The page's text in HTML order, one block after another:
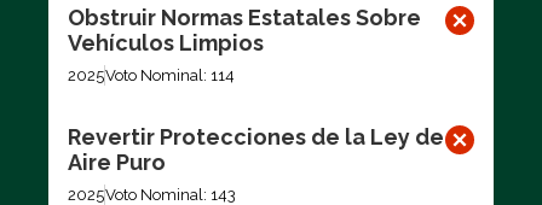
Obstruir Normas Estatales Sobre
Vehículos Limpios
2025Voto Nominal: 114
Revertir Protecciones de la Ley de
Aire Puro
2025Voto Nominal: 143